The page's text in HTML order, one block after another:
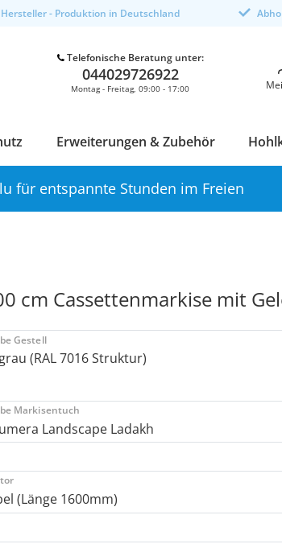
- Produktion in Deutschland
Telefonische Beratung unter:
044029726922
Montag - Freitag, 09:00 - 17:00
Erweiterungen & Zubehör
für entspannte Stunden im Freien
cm Cassettenmarkise mit
Gestell
Markisentuch